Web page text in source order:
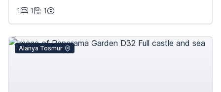
1
1 1
Alanya Tosmur